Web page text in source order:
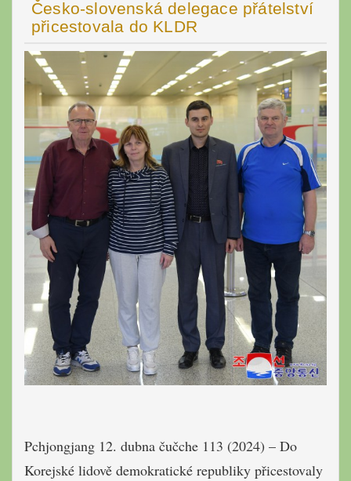
Česko-slovenská delegace přátelství
přicestovala do KLDR
Pchjongjang 12. dubna čučche 113 (2024) – Do
Korejské lidově demokratické republiky přicestovaly